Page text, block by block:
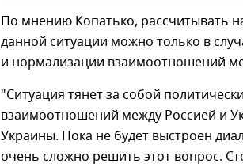
По мнению Копатько, рассчитывать
данной ситуации можно только в
и нормализации взаимоотношений
"Ситуация тянет за собой
взаимоотношений между Россией и
Украины. Пока не будет выстроен
очень сложно решить этот вопрос.